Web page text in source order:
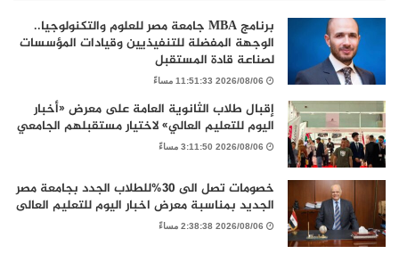
برنامج MBA جامعة مصر للعلوم والتكنولوجيا..
الوجهة المفضلة للتنفيذيين وقيادات المؤسسات
لصناعة قادة المستقبل
2026/08/06 11:51:33 مساءً
إقبال طلاب الثانوية العامة على معرض «أخبار
اليوم للتعليم العالي» لاختيار مستقبلهم الجامعي
2026/08/06 3:11:50 مساءً
خصومات تصل الى 30%للطلاب الجدد بجامعة مصر
الجديد بمناسبة معرض اخبار اليوم للتعليم العالى
2026/08/06 2:38:38 مساءً